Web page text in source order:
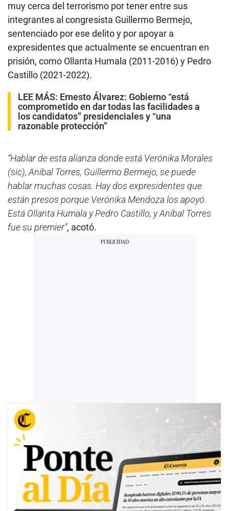
muy cerca del terrorismo por tener entre sus
integrantes al congresista Guillermo Bermejo,
sentenciado por ese delito y por apoyar a
expresidentes que actualmente se encuentran en
prisión, como Ollanta Humala (2011-2016) y Pedro
Castillo (2021-2022).
LEE MÁS: Ernesto Álvarez: Gobierno “está
comprometido en dar todas las facilidades a
los candidatos” presidenciales y “una
razonable protección”
“Hablar de esta alianza donde está Verónika Morales
(sic), Aníbal Torres, Guillermo Bermejo, se puede
hablar muchas cosas. Hay dos expresidentes que
están presos porque Verónika Mendoza los apoyó.
Está Ollanta Humala y Pedro Castillo, y Aníbal Torres
fue su premier”, acotó.